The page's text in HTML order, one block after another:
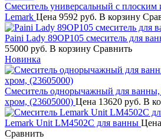
Смеситель универсальный с
Lemark Цена 9592 руб. В корзину
Paini Lady 89OP105 смеситель для
55000 руб. В корзину Сравнить
Новинка
Смеситель однорычажный для
хром, (23605000) Цена 13620 руб. В
Lemark Unit LM4502C для ванны Цена
Сравнить